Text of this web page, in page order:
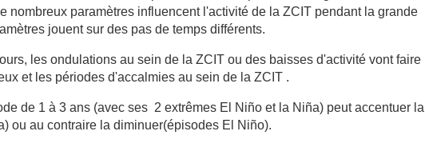
nombreux paramètres influencent l'activité de la ZCIT pendant la grande
jouent sur des pas de temps différents.
les ondulations au sein de la ZCIT ou des baisses d'activité vont faire
et les périodes d'accalmies au sein de la ZCIT .
de 1 à 3 ans (avec ses 2 extrêmes El Niño et la Niña) peut accentuer la
ou au contraire la diminuer(épisodes El Niño).